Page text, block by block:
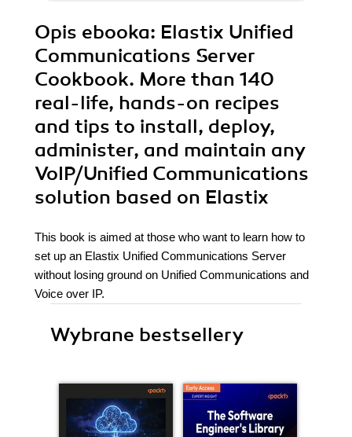
Opis ebooka: Elastix Unified
Communications Server
Cookbook. More than 140
real-life, hands-on recipes
and tips to install, deploy,
administer, and maintain any
VoIP/Unified Communications
solution based on Elastix
This book is aimed at those who want to learn how to
set up an Elastix Unified Communications Server
without losing ground on Unified Communications and
Voice over IP.
Wybrane bestsellery